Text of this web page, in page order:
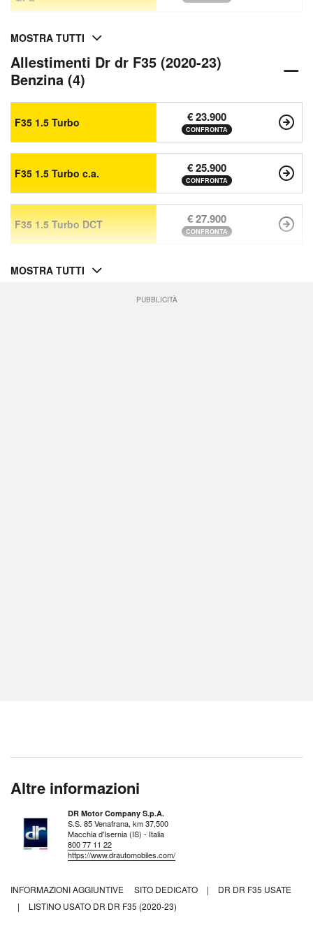
MOSTRA TUTTI
Allestimenti Dr dr F35 (2020-23)
Benzina (4)
F35 1.5 Turbo € 23.900
CONFRONTA
F35 1.5 Turbo c.a. € 25.900
CONFRONTA
F35 1.5 Turbo DCT € 27.900
CONFRONTA
MOSTRA TUTTI
PUBBLICITÀ
Altre informazioni
DR Motor Company S.p.A.
S.S. 85 Venafrana, km 37,500
Macchia d'Isernia (IS) - Italia
800 77 11 22
https://www.drautomobiles.com/
INFORMAZIONI AGGIUNTIVE SITO DEDICATO |
DR DR F35 USATE
|
LISTINO USATO DR DR F35 (2020-23)